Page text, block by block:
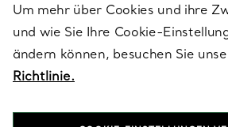
RECHTLICHE HINWEISE
FOLGEN SIE UNS
Um mehr über Cookies und ihre
und wie Sie Ihre Cookie-
ändern können, besuchen Sie
Richtlinie.